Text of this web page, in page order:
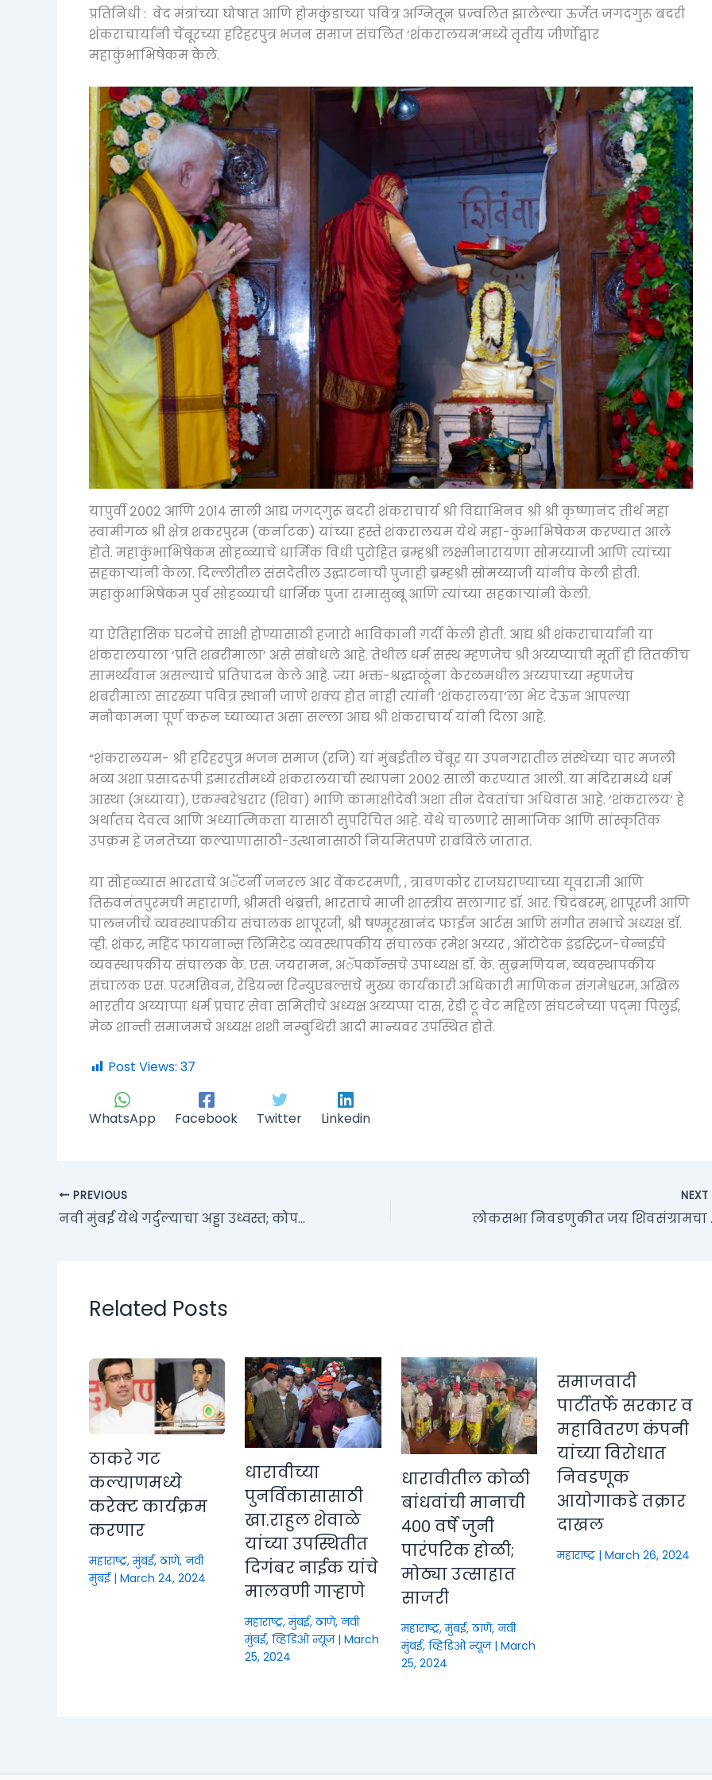
प्रतिनिधी : वेद मंत्रांच्या घोषात आणि होमकुंडाच्या पवित्र अग्नितून प्रज्वलित झालेल्या ऊर्जेत जगदगुरू बदरी
शं‍कराचार्यानी चेंबूरच्या हरिहरपुत्र भजन समाज संचलित ‘शंकरालयम’मध्ये तृतीय जीर्णोद्वार
महाकुंभाभिषेकम केले.
यापुर्वी २००२ आणि २०१४ साली आद्य जगद्‌गुरू बदरी शंकराचार्य श्री विद्याभिनव श्री श्री कृष्णानंद तीर्थ महा
स्वामीगळ श्री क्षेत्र शकरपुरम (कर्नाटक) यांच्या हस्ते शंकरालयम येथे महा-कुंभाभिषेकम करण्यात आले
होते. महाकुंभाभिषेकम सोहळ्याचे धार्मिक विधी पुरोहित ब्रम्हश्री लक्ष्मीनारायणा सोमय्याजी आणि त्यांच्या
सहकाऱ्यांनी केला. दिल्लीतील संसदेतील उद्घाटनाची पुजाही ब्रम्हश्री सोमय्याजी यांनीच केली होती.
महाकुंभाभिषेकम पुर्व सोहळ्याची धार्मिक पुजा रामासुब्बू आणि त्यांच्या सहकाऱ्यांनी केली.
या ऐतिहासिक घटनेचे साक्षी होण्यासाठी हजारो भाविकानी गर्दी केली होती. आद्य श्री शंकराचार्यानी या
शंकरालयाला ‘प्रति शबरीमाला’ असे संबोधले आहे. तेथील धर्म सस्थ म्हणजेच श्री अय्यप्याची मूर्ती ही तितकीच
सामर्थ्यवान असल्याचे प्रतिपादन केले आहे. ज्या भक्त-श्रद्धाळूंना केरळमधील अय्यपाच्या म्हणजेच
शबरीमाला सारख्या पवित्र स्थानी जाणे शक्य होत नाही त्यांनी ‘शंकरालया’ला भेट देऊन आपल्या
मनोकामना पूर्ण करून घ्याव्यात असा सल्ला आद्य श्री शंकराचार्य यांनी दिला आहे.
“शंकरालयम- श्री हरिहरपुत्र भजन समाज (रजि) यां मुंबईतील चेंबूर या उपनगरातील संस्थेच्या चार मजली
भव्य अशा प्रसादरूपी इमारतीमध्ये शंकरालयाची स्थापना २००२ साली करण्यात आली. या मंदिरामध्ये धर्म
आस्था (अध्याया), एकम्बरेश्वरार (शिवा) भाणि कामाक्षीदेवी अशा तीन देवतांचा अधिवास आहे. ‘शंकरालय’ हे
अर्थातच देवत्व आणि अध्यात्मिकता यासाठी सुपरिचित आहे. येथे चालणारे सामाजिक आणि सांस्कृतिक
उपक्रम हे जनतेच्या कल्याणासाठी-उत्थानासाठी नियमितपणे राबविले जातात.
या सोहळ्यास भारताचे अॅटर्नी जनरल आर वेंकटरमणी, , त्रावणकोर राजघराण्याच्या यूवराज्ञी आणि
तिरुवनंतपुरमची महाराणी, श्रीमती थंब्रत्ती, भारताचे माजी शास्त्रीय सलागार डॉ. आर. चिदंबरम्, शापूरजी आणि
पालनजीचे व्यवस्थापकीय संचालक शापूरजी, श्री षण्मूरखानंद फाईन आर्टस आणि संगीत सभाचे अध्यक्ष डॉ.
व्ही. शंकर, महिंद फायनान्स लिमिटेड व्यवस्थापकीय संचालक रमेश अय्यर , ऑटोटेक इंडस्ट्रिज-चेन्नईचे
व्यवस्थापकीय संचालक के. एस. जयरामन, अॅपकॉन्सचे उपाध्यक्ष डॉ. के. सुब्रमणियन, व्यवस्थापकीय
संचालक एस. परमसिवन, रेडियन्स रिन्युएबल्सचे मुख्य कार्यकारी अधिकारी माणिकन संगमेश्वरम, अखिल
भारतीय अय्याप्पा धर्म प्रचार सेवा समितीचे अध्यक्ष अय्यप्पा दास, रेडी टू वेट महिला संघटनेच्या पद्‌मा पिलुई,
मेळ शान्ती समाजमचे अध्यक्ष शशी नम्बुथिरी आदी मान्यवर उपस्थित होते.
Post Views: 37
WhatsApp Facebook Twitter Linkedin
PREVIOUS
नवी मुंबई येथे गर्दुल्याचा अड्डा उध्वस्त; कोपरखैरणे पोलीस ठाणेची कारवाई
NEXT
लोकसभा
Related Posts
ठाकरे गट
कल्याणमध्ये
करेक्ट कार्यक्रम
करणार
महाराष्ट्र,मुंबई, ठाणे, नवी
मुंबई| March 24, 2024
धारावीच्या
पुनर्विकासासाठी
खा.राहुल शेवाळे
यांच्या उपस्थितीत
दिगंबर नाईक यांचे
मालवणी गाऱ्हाणे
महाराष्ट्र,मुंबई, ठाणे, नवी
मुंबई,व्हिडिओ न्यूज|March
25, 2024
धारावीतील कोळी
बांधवांची मानाची
४०० वर्षे जुनी
पारंपरिक होळी;
मोठ्या उत्साहात
साजरी
महाराष्ट्र,मुंबई, ठाणे, नवी
मुंबई, व्हिडिओ न्यूज| March
25, 2024
समाजवादी
पार्टीतर्फे सरकार व
महावितरण कंपनी
यांच्या विरोधात
निवडणूक
आयोगाकडे तक्रार
दाखल
महाराष्ट्र| March 26, 2024